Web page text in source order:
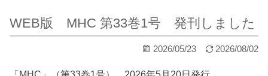
WEB版 MHC 第33巻1号 発刊しました
2026/05/23 2026/08/02